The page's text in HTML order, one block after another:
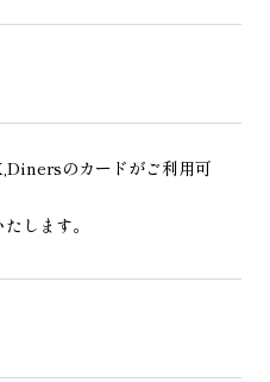
のカードがご利用可
します。